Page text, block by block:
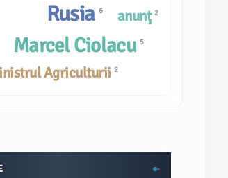
Agriculturii 2
anunţ 2
Marcel Ciolacu 5
Rusia6